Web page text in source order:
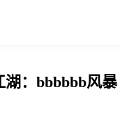
湖：bbbbbb风暴